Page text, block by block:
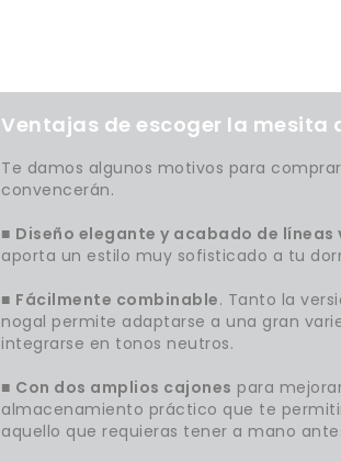
Ventajas de escoger la mesita
Te damos algunos motivos para
convencerán.
■ Diseño elegante y acabado de
aporta un estilo muy sofisticado a tu
■ Fácilmente combinable. Tanto la
nogal permite adaptarse a una gran
integrarse en tonos neutros.
■ Con dos amplios cajones para
almacenamiento práctico que te
aquello que requieras tener a mano